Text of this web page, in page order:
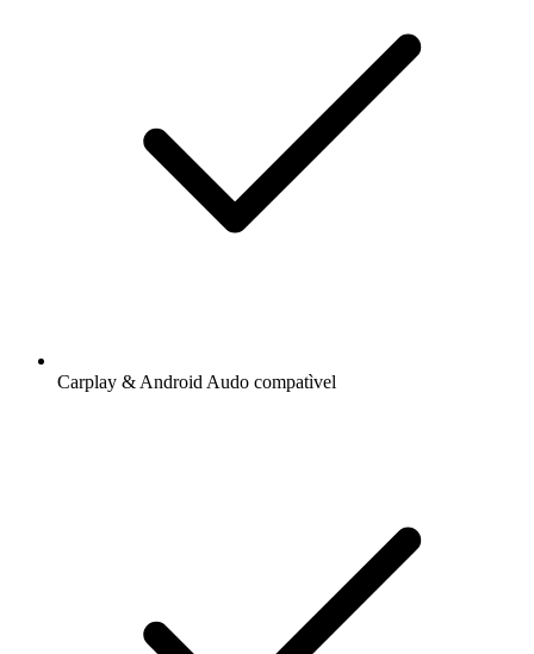
Carplay & Android Audo compatìvel